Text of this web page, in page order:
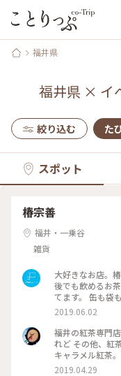
福井県
福井県 × イ
絞り込む た
スポット
椿宗善
福井・一乗谷
雑貨
大好きなお店。椿宗善さん。 カフェ
後でも飲めるお
てます。 缶も袋も可愛いし、とにかく種類がたくさんあって好
きです^^ #椿宗善 #お茶 #紅茶 #福井県福井市 #福井 #Dearふ
くい #ことりっ
2019.06.02
福井の紅茶専門店。 お目当ての和紅茶は1種類しかなか
れど その他、紅茶だ
キャラメル紅茶
げ。 #福井#椿
2019.04.29